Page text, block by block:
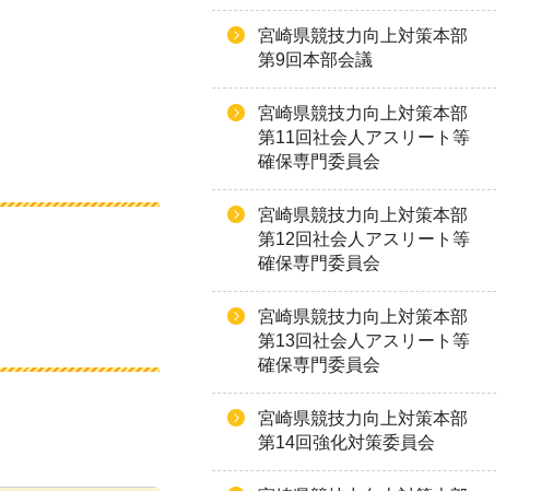
宮崎県競技力向上対策本部
第9回本部会議
宮崎県競技力向上対策本部
第11回社会人アスリート等
確保専門委員会
宮崎県競技力向上対策本部
第12回社会人アスリート等
確保専門委員会
宮崎県競技力向上対策本部
第13回社会人アスリート等
確保専門委員会
宮崎県競技力向上対策本部
第14回強化対策委員会